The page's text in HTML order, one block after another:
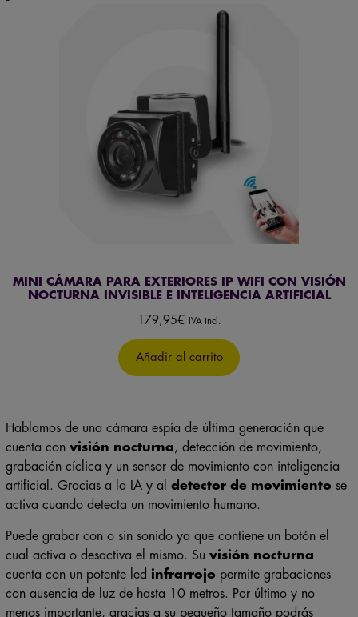
MINI CÁMARA PARA EXTERIORES IP WIFI CON VISIÓN
NOCTURNA INVISIBLE E INTELIGENCIA ARTIFICIAL
179,95€ IVA incl.
Añadir al carrito
Hablamos de una cámara espía de última generación que
cuenta con visión nocturna, detección de movimiento,
grabación cíclica y un sensor de movimiento con inteligencia
artificial. Gracias a la IA y al detector de movimiento se
activa cuando detecta un movimiento humano.
Puede grabar con o sin sonido ya que contiene un botón el
cual activa o desactiva el mismo. Su visión nocturna
cuenta con un potente led infrarrojo permite grabaciones
con ausencia de luz de hasta 10 metros. Por último y no
menos importante, gracias a su pequeño tamaño podrás